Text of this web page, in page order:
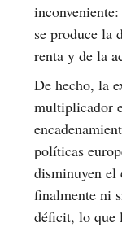
se produce la
renta y de la
De hecho, la
multiplicador
políticas
disminuyen
finalmente ni
déficit, lo que